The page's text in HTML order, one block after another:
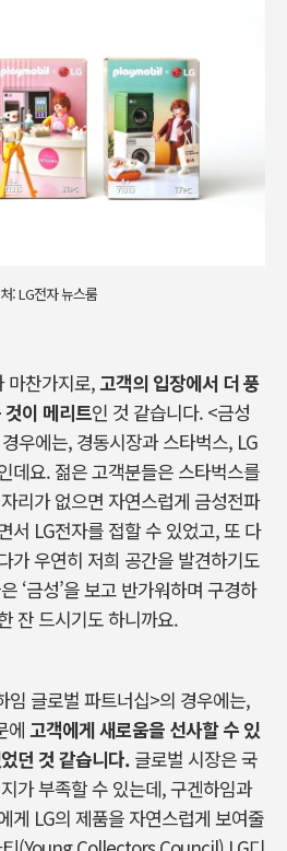
: LG전자 뉴스룸
마찬가지로,고객의 입장에서 더 풍
이 메리트인 것 같습니다. <금성
우에는, 경동시장과 스타벅스, LG
데요. 젊은 고객분들은 스타벅스를
리가 없으면 자연스럽게 금성전파
서 LG전자를 접할 수 있었고,또 다
가 우연히 저희 공간을 발견하기도
‘금성’을 보고 반가워하며 구경하
잔 드시기도 하니까요.
임 글로벌 파트너십>의 경우에는,
에 고객에게 새로움을 선사할 수 있
던 것 같습니다. 글로벌 시장은 국
가 부족할 수 있는데,구겐하임과
게 LG의 제품을 자연스럽게 보여줄